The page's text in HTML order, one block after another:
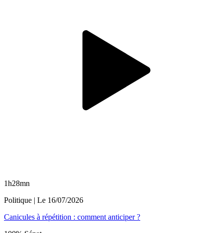
1h28mn
Politique | Le 16/07/2026
Canicules à répétition : comment anticiper ?